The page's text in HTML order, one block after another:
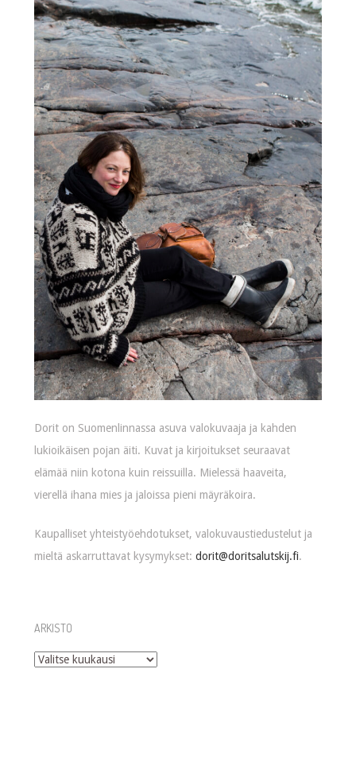
Dorit on Suomenlinnassa asuva valokuvaaja ja kahden
lukioikäisen pojan äiti. Kuvat ja kirjoitukset seuraavat
elämää niin kotona kuin reissuilla. Mielessä haaveita,
vierellä ihana mies ja jaloissa pieni mäyräkoira.
Kaupalliset yhteistyöehdotukset, valokuvaustiedustelut ja
mieltä askarruttavat kysymykset:dorit@doritsalutskij.fi.
ARKISTO
Arkisto